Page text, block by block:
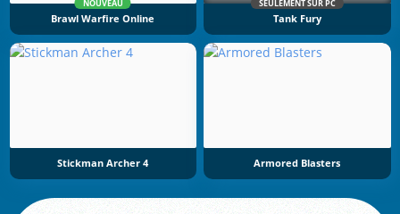
NOUVEAU
Brawl Warfire Online
SEULEMENT SUR PC
Tank Fury
Stickman Archer 4 Armored Blasters